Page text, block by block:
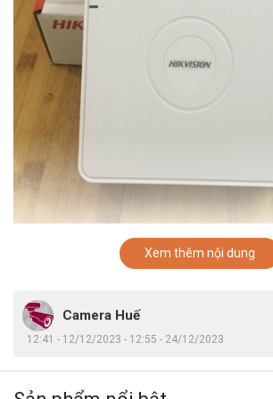
Mua gói lắp trọn bộ 2 mắt
2.0 megapixel tại Bảo Phong
miễn phí :
Xem thêm nội dung
Camera Huế
12:41 - 12/12/2023 - 12:55 - 24/12/2023